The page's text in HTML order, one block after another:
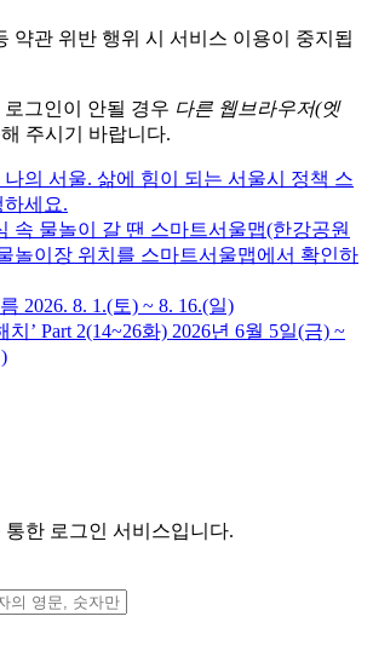
약관 위반 행위 시 서비스 이용이 중지됩
로그인이 안될 경우 다른 웹브라우저(엣
주시기 바랍니다.
통한 로그인 서비스입니다.